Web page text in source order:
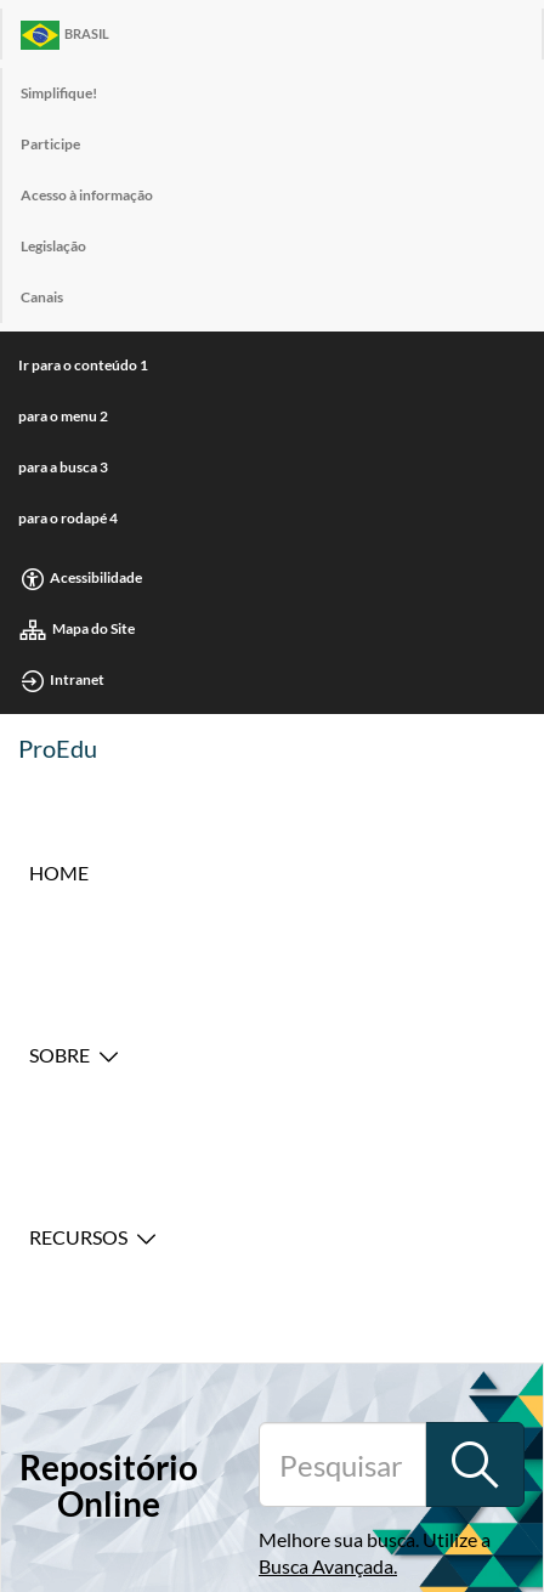
BRASIL
Simplifique!
Participe
Acesso à informação
Legislação
Canais
Ir para o conteúdo 1
para o menu 2
para a busca3
para o rodapé4
Acessibilidade
Mapa do Site
Intranet
ProEdu
HOME
SOBRE
RECURSOS
Repositório
Online
Melhore sua busca. Utilize a
Busca Avançada.